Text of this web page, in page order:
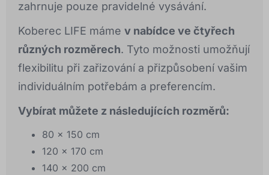
zahrnuje pouze pravidelné vysávání.
Koberec LIFE máme v nabídce ve čtyřech
různých rozměrech. Tyto možnosti umožňují
flexibilitu při zařizování a přizpůsobení vašim
individuálním potřebám a preferencím.
Vybírat můžete z následujících rozměrů:
80 x 150 cm
120 x 170 cm
140 x 200 cm